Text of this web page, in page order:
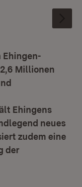
0 1
Ehingen-
Millionen
Ehingens
neues
zudem eine
der